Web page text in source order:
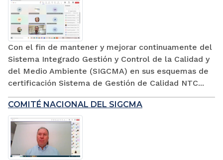
Con el fin de mantener y mejorar continuamente del
Sistema Integrado Gestión y Control de la Calidad y
del Medio Ambiente (SIGCMA) en sus esquemas de
certificación Sistema de Gestión de Calidad NTC...
COMITÉ NACIONAL DEL SIGCMA